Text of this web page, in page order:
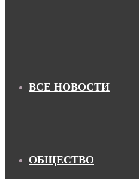
ВСЕ НОВОСТИ
ОБЩЕСТВО